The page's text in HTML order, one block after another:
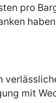
pro
mit